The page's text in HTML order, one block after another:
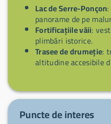
Lac de Serre-Ponçon
panorame de pe
Fortificațiile văii:
plimbări istorice.
Trasee de drumeție:
altitudine accesibile
:
Sporturi nautice:
Puncte de interes